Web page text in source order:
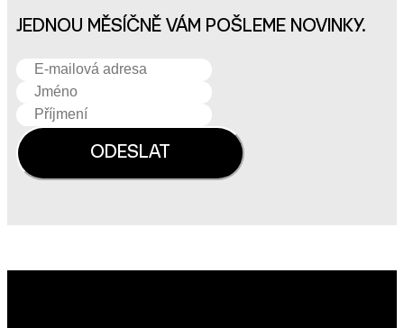
JEDNOU MĚSÍČNĚ VÁM POŠLEME NOVINKY.